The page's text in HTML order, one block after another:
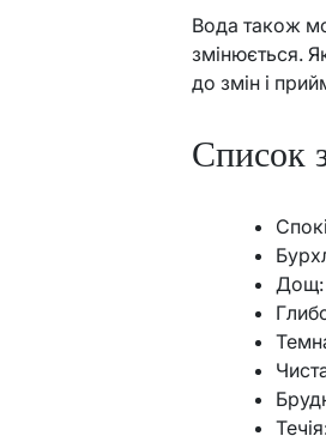
Вода також
змінюється.
до змін і
Список
Дощ: